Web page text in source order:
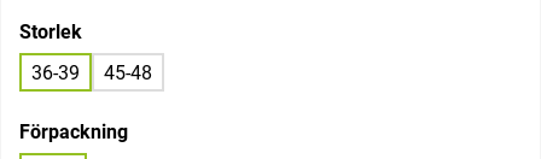
Storlek
36-39
45-48
Förpackning